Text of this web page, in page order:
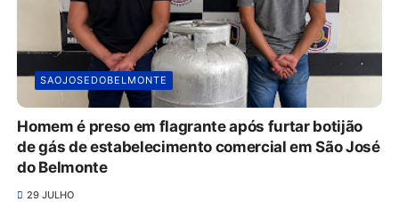
SAOJOSEDOBELMONTE
Homem é preso em flagrante após furtar botijão
de gás de estabelecimento comercial em São José
do Belmonte
29 JULHO